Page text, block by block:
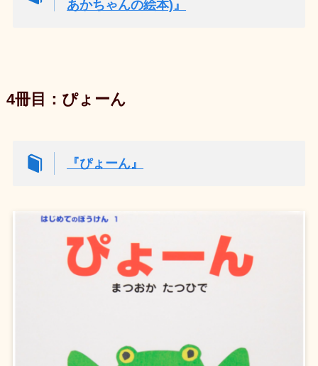
あかちゃんの絵本)』
4冊目：ぴょーん
『ぴょーん』